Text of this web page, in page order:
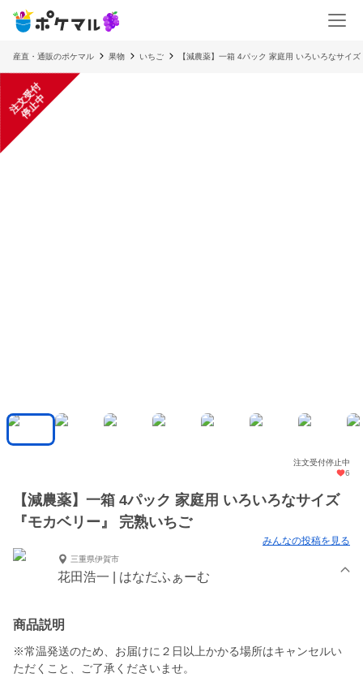
産直・通販のポケマル 果物 いちご 【減農薬】一箱 4パック 家庭用 いろいろなサイ
注
文
受
付
停
止
中
注文受付停止中
6
【減農薬】一箱 4パック 家庭用 いろいろなサイズ
『モカベリー』 完熟いちご
みんなの投稿を見る
三重県伊賀市
花田浩一 | はなだふぁーむ
商品説明
※常温発送のため、お届けに２日以上かかる場所はキャンセルい
ただくこと、ご了承くださいませ。